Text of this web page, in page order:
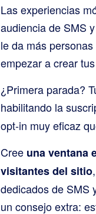
Las experiencias
audiencia de SMS
le da más
empezar a crear
¿Primera parada?
habilitando la
opt-in muy eficaz
Cree una ventana
visitantes del sitio
dedicados de SMS
un consejo extra: